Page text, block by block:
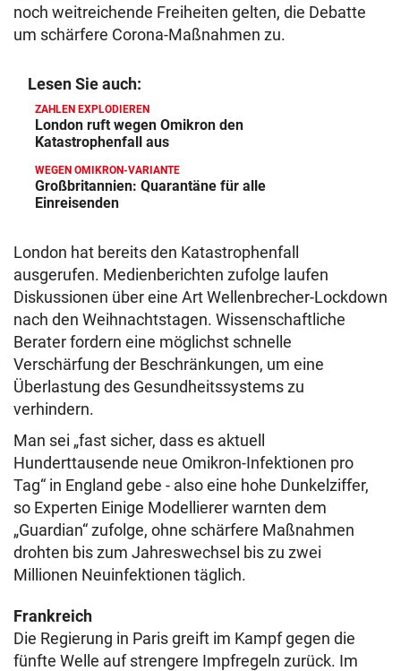
noch weitreichende Freiheiten gelten, die Debatte
um schärfere Corona-Maßnahmen zu.
Lesen Sie auch:
ZAHLEN EXPLODIEREN
London ruft wegen Omikron den
Katastrophenfall aus
WEGEN OMIKRON-VARIANTE
Großbritannien: Quarantäne für alle
Einreisenden
London hat bereits den Katastrophenfall
ausgerufen. Medienberichten zufolge laufen
Diskussionen über eine Art Wellenbrecher-Lockdown
nach den Weihnachtstagen. Wissenschaftliche
Berater fordern eine möglichst schnelle
Verschärfung der Beschränkungen, um eine
Überlastung des Gesundheitssystems zu
verhindern.
Man sei „fast sicher, dass es aktuell
Hunderttausende neue Omikron-Infektionen pro
Tag“ in England gebe - also eine hohe Dunkelziffer,
so Experten Einige Modellierer warnten dem
„Guardian“ zufolge, ohne schärfere Maßnahmen
drohten bis zum Jahreswechsel bis zu zwei
Millionen Neuinfektionen täglich.
Frankreich
Die Regierung in Paris greift im Kampf gegen die
fünfte Welle auf strengere Impfregeln zurück. Im